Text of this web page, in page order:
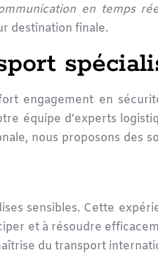
en temps
destination finale.
engagement en
équipe d’experts
nous proposons des
sensibles. Cette
et à résoudre
du transport